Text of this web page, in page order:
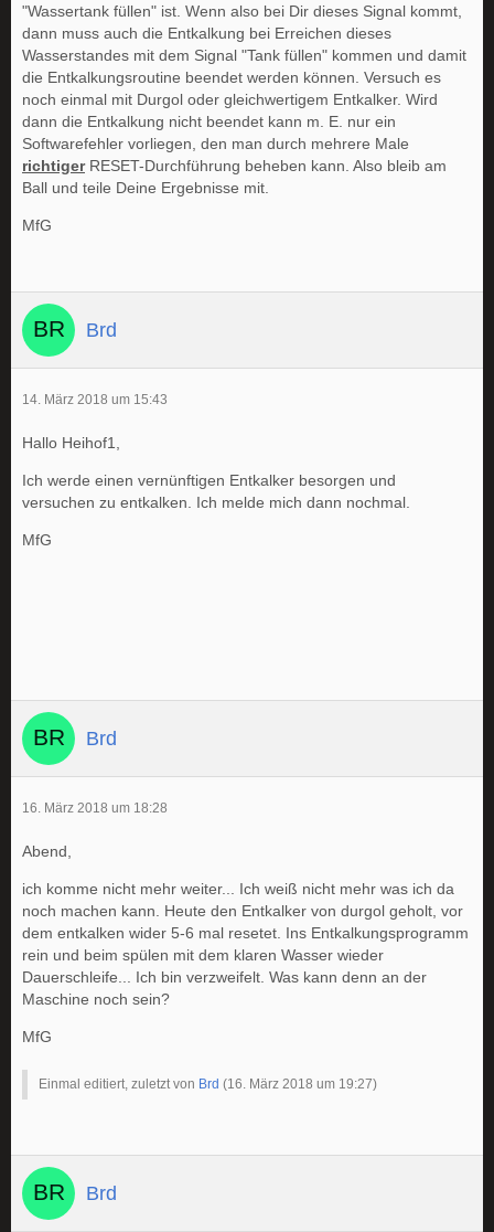
"Wassertank füllen" ist. Wenn also bei Dir dieses Signal kommt,
dann muss auch die Entkalkung bei Erreichen dieses
Wasserstandes mit dem Signal "Tank füllen" kommen und damit
die Entkalkungsroutine beendet werden können. Versuch es
noch einmal mit Durgol oder gleichwertigem Entkalker. Wird
dann die Entkalkung nicht beendet kann m. E. nur ein
Softwarefehler vorliegen, den man durch mehrere Male
richtigerRESET-Durchführung beheben kann. Also bleib am
Ball und teile Deine Ergebnisse mit.
MfG
Brd
14. März 2018 um 15:43
Hallo Heihof1,
Ich werde einen vernünftigen Entkalker besorgen und
versuchen zu entkalken. Ich melde mich dann nochmal.
MfG
Brd
16. März 2018 um 18:28
Abend,
ich komme nicht mehr weiter... Ich weiß nicht mehr was ich da
noch machen kann. Heute den Entkalker von durgol geholt, vor
dem entkalken wider 5-6 mal resetet. Ins Entkalkungsprogramm
rein und beim spülen mit dem klaren Wasser wieder
Dauerschleife... Ich bin verzweifelt. Was kann denn an der
Maschine noch sein?
MfG
Einmal editiert, zuletzt von Brd (16. März 2018 um 19:27)
Brd